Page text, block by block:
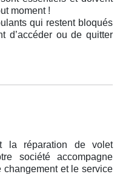
moment !
qui restent bloqués
d’accéder ou de quitter
la réparation de volet
société accompagne
et le service